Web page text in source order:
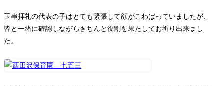
玉串拝礼の代表の子はとても緊張して顔がこわばっていましたが、
皆と一緒に確認しながらきちんと役割を果たしてお祈り出来まし
た。